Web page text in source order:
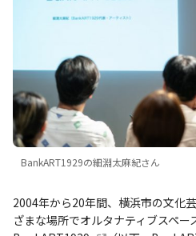
BankART1929の細淵太麻紀さん
2004年から20年間、横浜市の文化
ざまな場所でオルタナティブスペー